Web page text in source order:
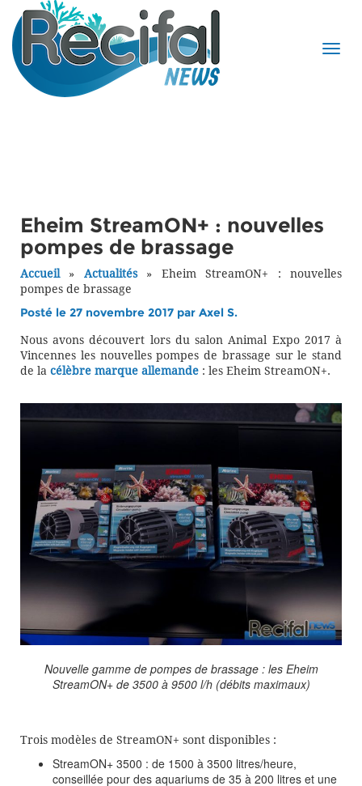
Eheim StreamON+ : nouvelles
pompes de brassage
Accueil» Actualités» Eheim StreamON+ : nouvelles
pompes de brassage
Posté le 27 novembre 2017 par Axel S.
Nous avons découvert lors du salon Animal Expo 2017 à
Vincennes les nouvelles pompes de brassage sur le stand
de la célèbre marque allemande : les Eheim StreamON+.
Nouvelle gamme de pompes de brassage : les Eheim
StreamON+ de 3500 à 9500 l/h (débits maximaux)
Trois modèles de StreamON+ sont disponibles :
StreamON+ 3500 : de 1500 à 3500 litres/heure,
conseillée pour des aquariums de 35 à 200 litres et une